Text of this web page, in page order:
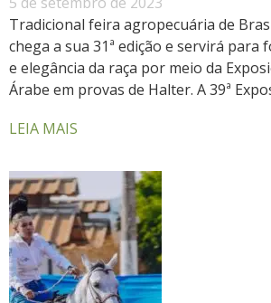
Tradicional feira agropecuária de
chega a sua 31ª edição e servirá para
e elegância da raça por meio da
Árabe em provas de Halter. A 39ª
LEIA MAIS